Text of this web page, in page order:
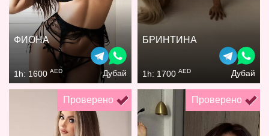
ФИОНА
1h: 1600 AED Дубай
БРИНТИНА
1h: 1700 AED Дубай
Проверено Проверено